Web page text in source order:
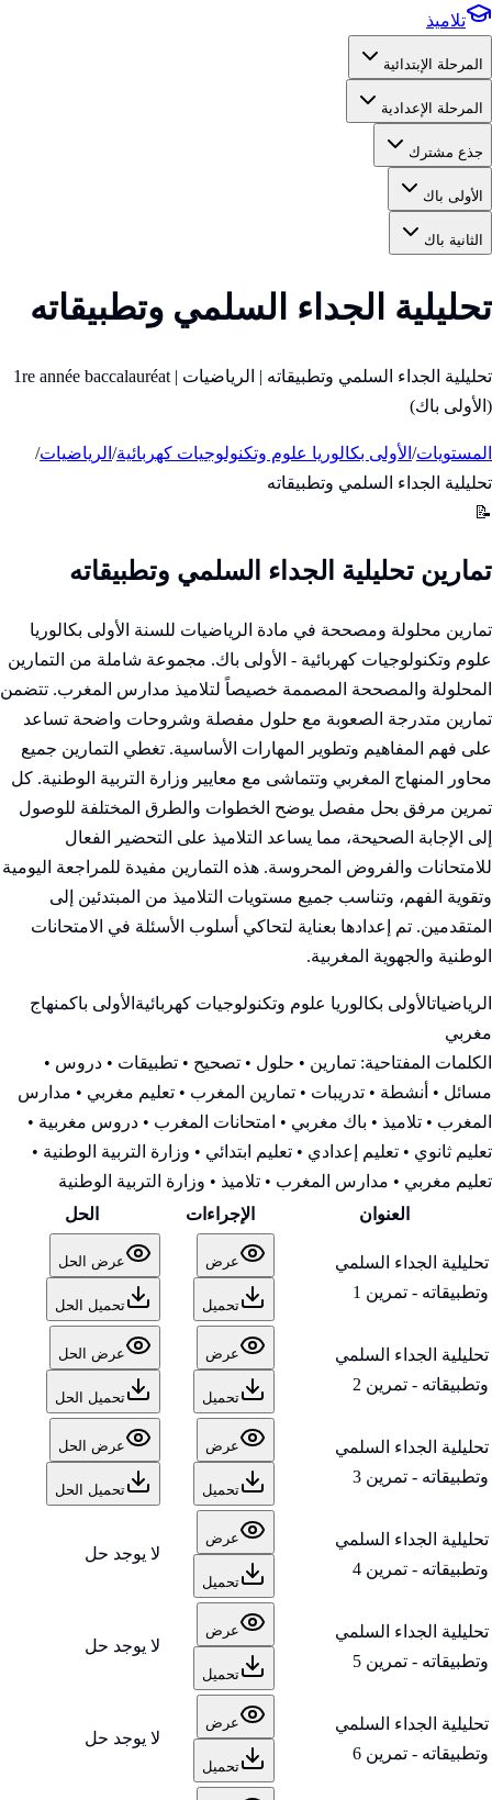
تلاميذ
المرحلة الإبتدائية
المرحلة الإعدادية
جذع مشترك
الأولى باك
الثانية باك
تحليلية الجداء السلمي وتطبيقاته
تحليلية الجداء السلمي وتطبيقاته | الرياضيات | 1re année baccalauréat
(الأولى باك)
المستويات/ الأولى بكالوريا علوم وتكنولوجيات كهربائية/ الرياضيات/
تحليلية الجداء السلمي وتطبيقاته
📝
تمارين تحليلية الجداء السلمي وتطبيقاته
تمارين محلولة ومصححة في مادة الرياضيات للسنة الأولى بكالوريا
علوم وتكنولوجيات كهربائية - الأولى باك. مجموعة شاملة من التمارين
المحلولة والمصححة المصممة خصيصاً لتلاميذ مدارس المغرب. تتضمن
تمارين متدرجة الصعوبة مع حلول مفصلة وشروحات واضحة تساعد
على فهم المفاهيم وتطوير المهارات الأساسية. تغطي التمارين جميع
محاور المنهاج المغربي وتتماشى مع معايير وزارة التربية الوطنية. كل
تمرين مرفق بحل مفصل يوضح الخطوات والطرق المختلفة للوصول
إلى الإجابة الصحيحة، مما يساعد التلاميذ على التحضير الفعال
للامتحانات والفروض المحروسة. هذه التمارين مفيدة للمراجعة اليومية
وتقوية الفهم، وتناسب جميع مستويات التلاميذ من المبتدئين إلى
المتقدمين. تم إعدادها بعناية لتحاكي أسلوب الأسئلة في الامتحانات
الوطنية والجهوية المغربية.
الرياضياتالأولى بكالوريا علوم وتكنولوجيات كهربائية الأولى باكمنهاج
مغربي
الكلمات المفتاحية: تمارين • حلول • تصحيح • تطبيقات • دروس •
مسائل • أنشطة • تدريبات • تمارين المغرب • تعليم مغربي • مدارس
المغرب • تلاميذ • باك مغربي • امتحانات المغرب • دروس مغربية •
تعليم ثانوي • تعليم إعدادي • تعليم ابتدائي • وزارة التربية الوطنية •
تعليم مغربي • مدارس المغرب • تلاميذ • وزارة التربية الوطنية
العنوان
الإجراءات الحل
تحليلية الجداء السلمي
وتطبيقاته - تمرين 1
عرض
تحميل
عرض الحل
تحميل الحل
تحليلية الجداء السلمي
وتطبيقاته - تمرين 2
عرض
تحميل
عرض الحل
تحميل الحل
تحليلية الجداء السلمي
وتطبيقاته - تمرين 3
عرض
تحميل
عرض الحل
تحميل الحل
تحليلية الجداء السلمي
وتطبيقاته - تمرين 4
عرض
تحميل
لا يوجد حل
تحليلية الجداء السلمي
وتطبيقاته - تمرين 5
عرض
تحميل
لا يوجد حل
تحليلية الجداء السلمي
وتطبيقاته - تمرين 6
عرض
تحميل
لا يوجد حل